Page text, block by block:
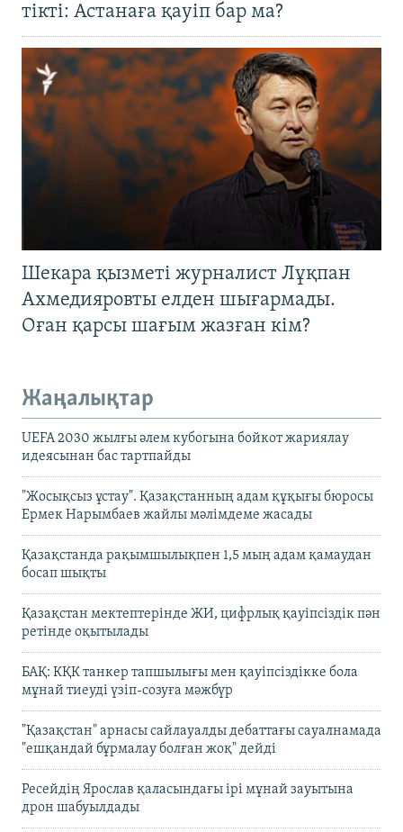
тікті: Астанаға қауіп бар ма?
Шекара қызметі журналист Лұқпан
Ахмедияровты елден шығармады.
Оған қарсы шағым жазған кім?
Жаңалықтар
UEFA 2030 жылғы әлем кубогына бойкот жариялау
идеясынан бас тартпайды
"Жосықсыз ұстау". Қазақстанның адам құқығы бюросы
Ермек Нарымбаев жайлы мәлімдеме жасады
Қазақстанда рақымшылықпен 1,5 мың адам қамаудан
босап шықты
Қазақстан мектептерінде ЖИ, цифрлық қауіпсіздік пән
ретінде оқытылады
БАҚ: КҚК танкер тапшылығы мен қауіпсіздікке бола
мұнай тиеуді үзіп-созуға мәжбүр
"Қазақстан" арнасы сайлауалды дебаттағы сауалнамада
"ешқандай бұрмалау болған жоқ" дейді
Ресейдің Ярослав қаласындағы ірі мұнай зауытына
дрон шабуылдады